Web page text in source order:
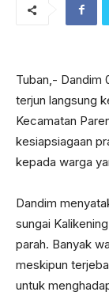
Tuban,- Dandim
terjun langsung
Kecamatan
kesiapsiagaan
kepada warga
Dandim
sungai
parah. Banyak
meskipun
untuk